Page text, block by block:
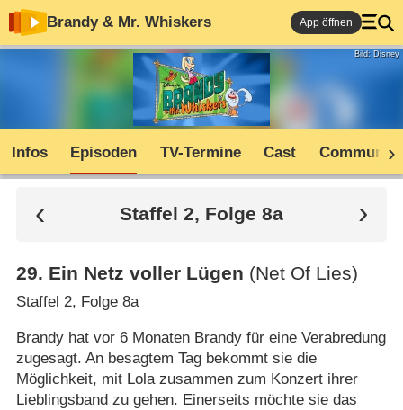
Brandy & Mr. Whiskers App öffnen
Bild: Disney
Infos Episoden TV-Termine Cast Community
Staffel 2, Folge 8a
29. Ein Netz voller Lügen (Net Of Lies)
Staffel 2, Folge 8a
Brandy hat vor 6 Monaten Brandy für eine Verabredung
zugesagt. An besagtem Tag bekommt sie die
Möglichkeit, mit Lola zusammen zum Konzert ihrer
Lieblingsband zu gehen. Einerseits möchte sie das